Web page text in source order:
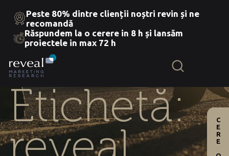
Skip
the
content
Peste 80% dintre clienții noștri revin și ne
recomandă
Răspundem la o cerere in 8 h și lansăm
proiectele in max 72 h
Etichetă: